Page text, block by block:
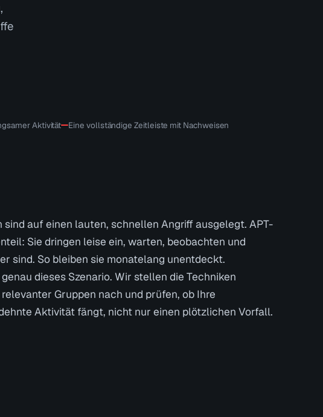
Aktivität Eine vollständige Zeitleiste mit Nachweisen
sind auf einen lauten, schnellen Angriff ausgelegt. APT-
Sie dringen leise ein, warten, beobachten und
sind. So bleiben sie monatelang unentdeckt.
dieses Szenario. Wir stellen die Techniken
Gruppen nach und prüfen, ob Ihre
Aktivität fängt, nicht nur einen plötzlichen Vorfall.